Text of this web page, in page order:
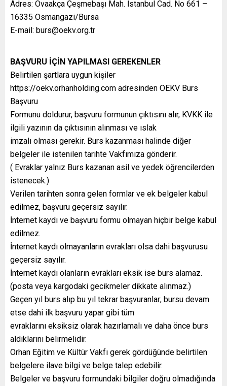
Adres: Ovaakça Çeşmebaşı Mah. İstanbul Cad. No 661 –
16335 Osmangazi/Bursa
E-mail: burs@oekv.org.tr
BAŞVURU İÇİN YAPILMASI GEREKENLER
Belirtilen şartlara uygun kişiler
https://oekv.orhanholding.com adresinden OEKV Burs
Başvuru
Formunu doldurur, başvuru formunun çıktısını alır, KVKK ile
ilgili yazının da çıktısının alınması ve ıslak
imzalı olması gerekir. Burs kazanması halinde diğer
belgeler ile istenilen tarihte Vakfımıza gönderir.
( Evraklar yalnız Burs kazanan asil ve yedek öğrencilerden
istenecek.)
Verilen tarihten sonra gelen formlar ve ek belgeler kabul
edilmez, başvuru geçersiz sayılır.
İnternet kaydı ve başvuru formu olmayan hiçbir belge kabul
edilmez.
İnternet kaydı olmayanların evrakları olsa dahi başvurusu
geçersiz sayılır.
İnternet kaydı olanların evrakları eksik ise burs alamaz.
(posta veya kargodaki gecikmeler dikkate alınmaz.)
Geçen yıl burs alıp bu yıl tekrar başvuranlar; bursu devam
etse dahi ilk başvuru yapar gibi tüm
evraklarını eksiksiz olarak hazırlamalı ve daha önce burs
aldıklarını belirmelidir.
Orhan Eğitim ve Kültür Vakfı gerek gördüğünde belirtilen
belgelere ilave bilgi ve belge talep edebilir.
Belgeler ve başvuru formundaki bilgiler doğru olmadığında